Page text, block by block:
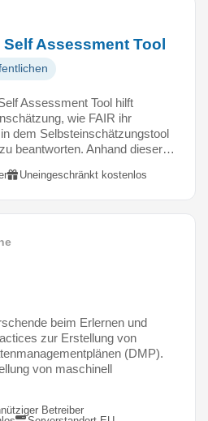
Self Assessment Tool
Assessment Tool hilft
wie FAIR ihr
dem Selbsteinschätzungstool
beantworten. Anhand dieser…
Uneingeschränkt kostenlos
beim Erlernen und
zur Erstellung von
(DMP).
von maschinell
Betreiber